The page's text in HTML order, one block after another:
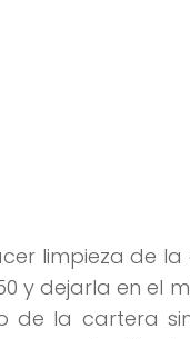
limpieza de la
dejarla en el
de la cartera